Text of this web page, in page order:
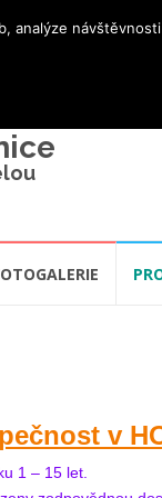
v
1 – 15 let.
analýze